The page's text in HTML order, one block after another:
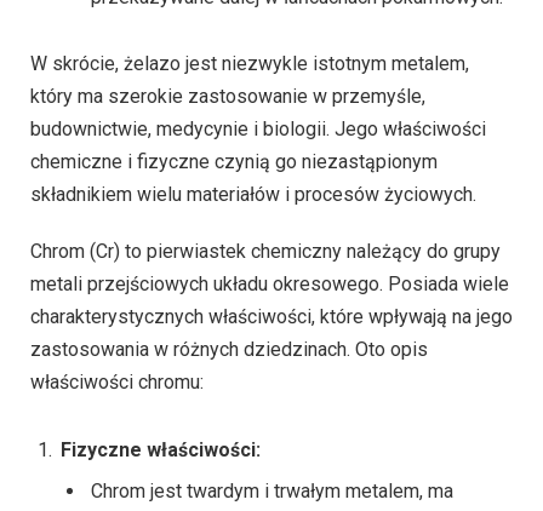
W skrócie, żelazo jest niezwykle istotnym metalem,
który ma szerokie zastosowanie w przemyśle,
budownictwie, medycynie i biologii. Jego właściwości
chemiczne i fizyczne czynią go niezastąpionym
składnikiem wielu materiałów i procesów życiowych.
Chrom (Cr) to pierwiastek chemiczny należący do grupy
metali przejściowych układu okresowego. Posiada wiele
charakterystycznych właściwości, które wpływają na jego
zastosowania w różnych dziedzinach. Oto opis
właściwości chromu:
Fizyczne właściwości:
Chrom jest twardym i trwałym metalem, ma